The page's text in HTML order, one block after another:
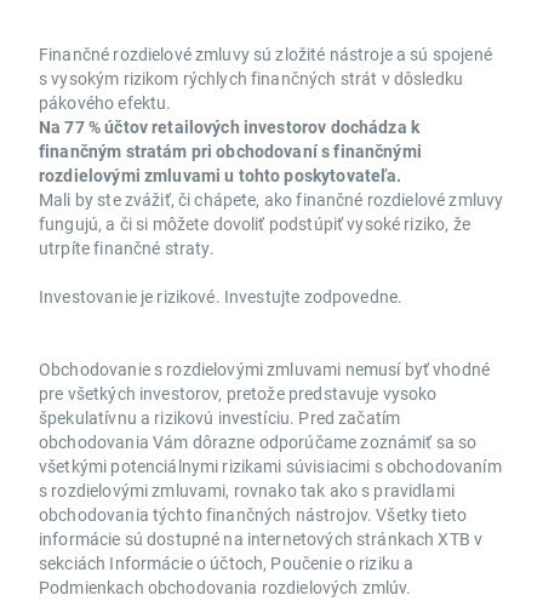
Finančné rozdielové zmluvy sú zložité nástroje a sú spojené
s vysokým rizikom rýchlych finančných strát v dôsledku
pákového efektu.
Na 77 % účtov retailových investorov dochádza k
finančným stratám pri obchodovaní s finančnými
rozdielovými zmluvami u tohto poskytovateľa.
Mali by ste zvážiť, či chápete, ako finančné rozdielové zmluvy
fungujú, a či si môžete dovoliť podstúpiť vysoké riziko, že
utrpíte finančné straty.
Investovanie je rizikové. Investujte zodpovedne.
Obchodovanie s rozdielovými zmluvami nemusí byť vhodné
pre všetkých investorov, pretože predstavuje vysoko
špekulatívnu a rizikovú investíciu. Pred začatím
obchodovania Vám dôrazne odporúčame zoznámiť sa so
všetkými potenciálnymi rizikami súvisiacimi s obchodovaním
s rozdielovými zmluvami, rovnako tak ako s pravidlami
obchodovania týchto finančných nástrojov. Všetky tieto
informácie sú dostupné na internetových stránkach XTB v
sekciách Informácie o účtoch, Poučenie o riziku a
Podmienkach obchodovania rozdielových zmlúv.